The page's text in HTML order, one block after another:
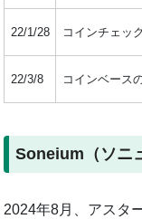
22/1/28 コインチェッ
22/3/8 コインベース
Soneium（ソニ
2024年8月、アスタ